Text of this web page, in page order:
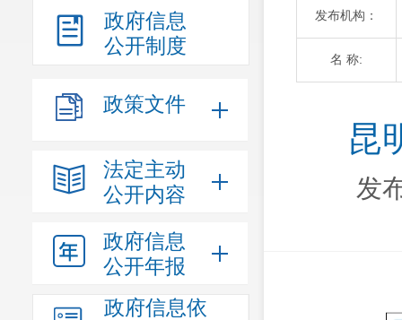
政府信息
公开制度
政策文件
法定主动
公开内容
政府信息
公开年报
政府信息依
发布机构：
名 称:
昆
发